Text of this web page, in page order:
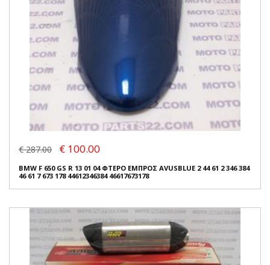
€ 287.00 € 100.00
BMW F 650 GS R 13 01 04 ΦΤΕΡΟ ΕΜΠΡΟΣ AVUSBLUE 2 44 61 2 346 384
46 61 7 673 178 44612346384 46617673178